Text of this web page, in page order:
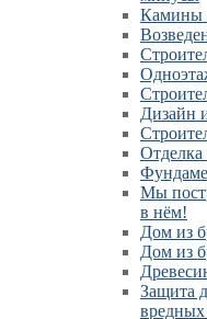
Камины
Дизайн
Отделка
Мы
в нём!
Дом из
Дом из
Защита
вредных